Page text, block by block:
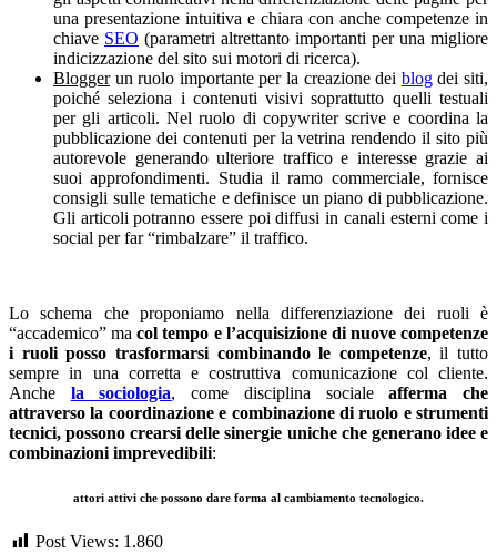
una presentazione intuitiva e chiara con anche competenze in
chiave SEO (parametri altrettanto importanti per una migliore
indicizzazione del sito sui motori di ricerca).
Bloggerun ruolo importante per la creazione dei blogdei siti,
poiché seleziona i contenuti visivi soprattutto quelli testuali
per gli articoli. Nel ruolo di copywriter scrive e coordina la
pubblicazione dei contenuti per la vetrina rendendo il sito più
autorevole generando ulteriore traffico e interesse grazie ai
suoi approfondimenti. Studia il ramo commerciale, fornisce
consigli sulle tematiche e definisce un piano di pubblicazione.
Gli articoli potranno essere poi diffusi in canali esterni come i
social per far “rimbalzare” il traffico.
Lo schema che proponiamo nella differenziazione dei ruoli è
“accademico” macol tempo e l’acquisizione di nuove competenze
i ruoli posso trasformarsi combinando le competenze, il tutto
sempre in una corretta e costruttiva comunicazione col cliente.
Anche la sociologia, come disciplina socialeafferma che
attraverso la coordinazione e combinazione di ruolo e strumenti
tecnici, possono crearsi delle sinergie uniche che generano idee e
combinazioni imprevedibili:
attori attivi che possono dare forma al cambiamento tecnologico.
Post Views: 1.860